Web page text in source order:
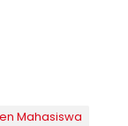
Mahasiswa